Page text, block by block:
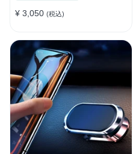
¥ 3,050 (税込)